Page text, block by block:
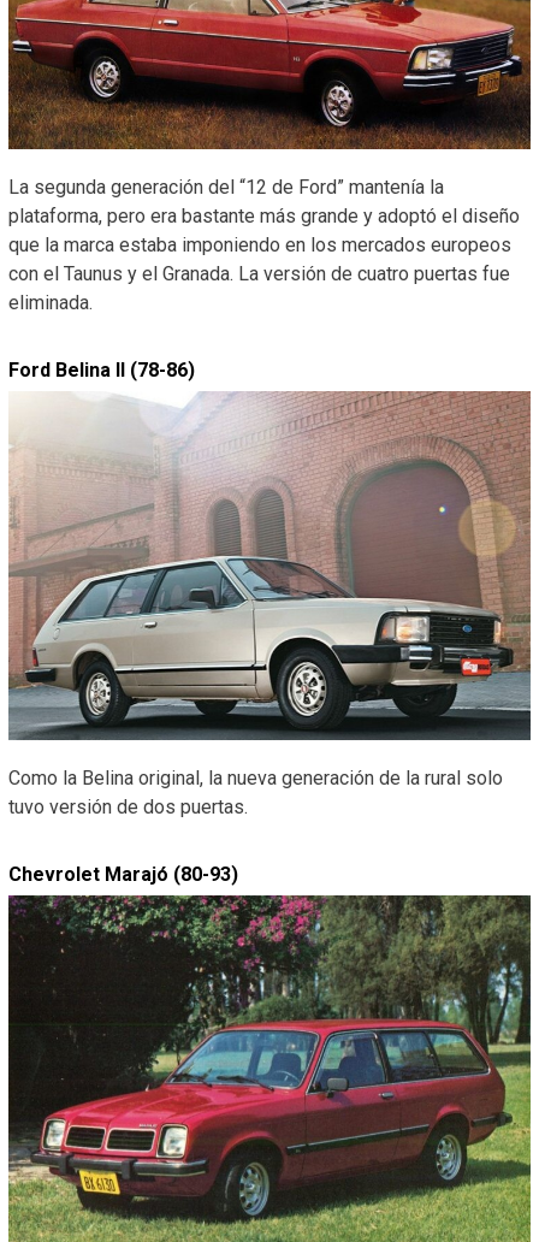
La segunda generación del “12 de Ford” mantenía la
plataforma, pero era bastante más grande y adoptó el diseño
que la marca estaba imponiendo en los mercados europeos
con el Taunus y el Granada. La versión de cuatro puertas fue
eliminada.
Ford Belina II (78-86)
Como la Belina original, la nueva generación de la rural solo
tuvo versión de dos puertas.
Chevrolet Marajó (80-93)